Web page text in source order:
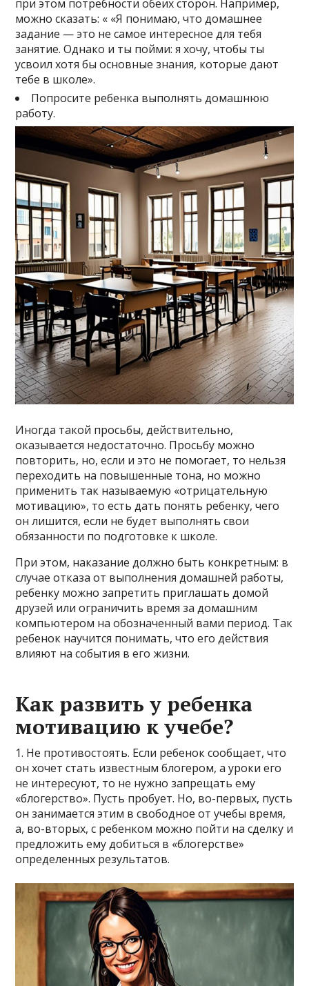
при этом потребности обеих сторон. Например,
можно сказать: « «Я понимаю, что домашнее
задание — это не самое интересное для тебя
занятие. Однако и ты пойми: я хочу, чтобы ты
усвоил хотя бы основные знания, которые дают
тебе в школе».
Попросите ребенка выполнять домашнюю
работу.
Иногда такой просьбы, действительно,
оказывается недостаточно. Просьбу можно
повторить, но, если и это не помогает, то нельзя
переходить на повышенные тона, но можно
применить так называемую «отрицательную
мотивацию», то есть дать понять ребенку, чего
он лишится, если не будет выполнять свои
обязанности по подготовке к школе.
При этом, наказание должно быть конкретным: в
случае отказа от выполнения домашней работы,
ребенку можно запретить приглашать домой
друзей или ограничить время за домашним
компьютером на обозначенный вами период. Так
ребенок научится понимать, что его действия
влияют на события в его жизни.
Как развить у ребенка
мотивацию к учебе?
1. Не противостоять. Если ребенок сообщает, что
он хочет стать известным блогером, а уроки его
не интересуют, то не нужно запрещать ему
«блогерство». Пусть пробует. Но, во-первых, пусть
он занимается этим в свободное от учебы время,
а, во-вторых, с ребенком можно пойти на сделку и
предложить ему добиться в «блогерстве»
определенных результатов.